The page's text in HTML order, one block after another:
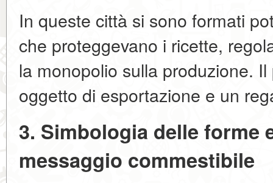
In queste città si sono formati
che proteggevano i ricette,
la monopolio sulla produzione.
oggetto di esportazione e un
3. Simbologia delle forme
messaggio commestibile